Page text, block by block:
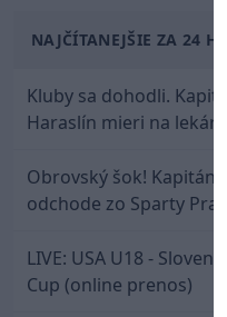
NAJČÍTANEJŠIE ZA 24
Kluby sa dohodli.
Haraslín mieri na
Obrovský šok! Kapitán
odchode zo Sparty Praha
LIVE: USA U18 -
Cup (online prenos)